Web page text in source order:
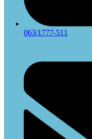
063/1777-511